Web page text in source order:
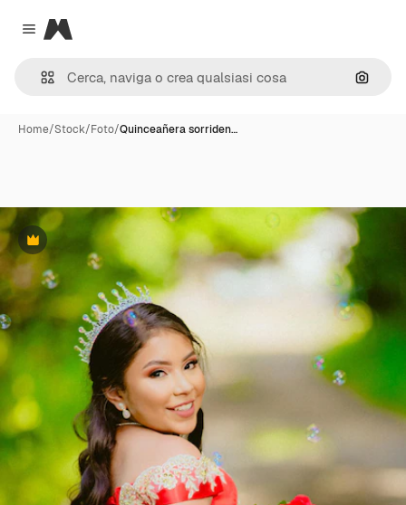
Close menu
Magnific
Cerca
Home/Stock/Foto/Quinceañera sorriden…
Premium